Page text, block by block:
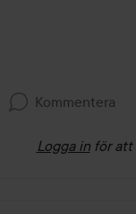
Kommentera
Logga in för att